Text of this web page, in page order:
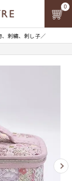
刺繍、刺し子／
0